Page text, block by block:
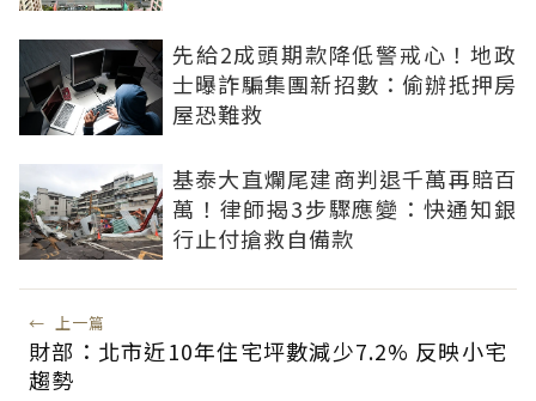
先給2成頭期款降低警戒心！地政
士曝詐騙集團新招數：偷辦抵押房
屋恐難救
基泰大直爛尾建商判退千萬再賠百
萬！律師揭3步驟應變：快通知銀
行止付搶救自備款
← 上一篇
財部：北市近10年住宅坪數減少7.2% 反映小宅
趨勢